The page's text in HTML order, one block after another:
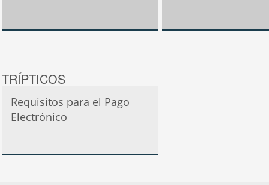
TRÍPTICOS
Requisitos para el Pago
Electrónico